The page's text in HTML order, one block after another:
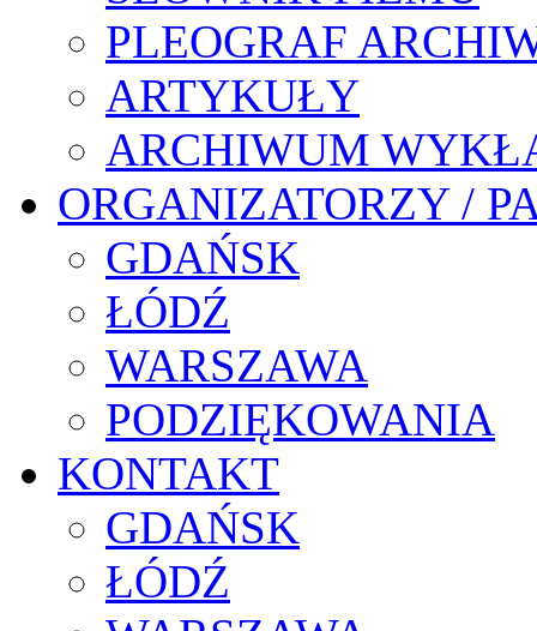
PLEOGRAF
ARTYKUŁY
ARCHIWUM
ORGANIZATORZY /
GDAŃSK
ŁÓDŹ
WARSZAWA
PODZIĘKOWANIA
KONTAKT
GDAŃSK
ŁÓDŹ